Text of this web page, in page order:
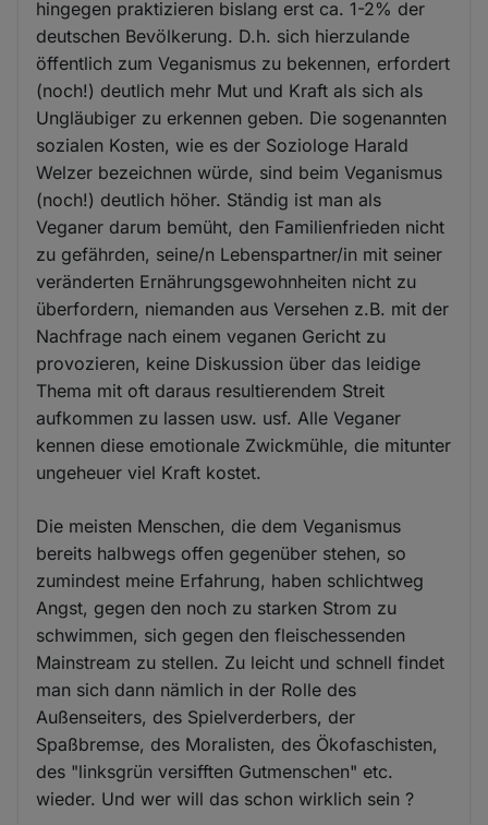
hingegen praktizieren bislang erst ca. 1-2% der
deutschen Bevölkerung. D.h. sich hierzulande
öffentlich zum Veganismus zu bekennen, erfordert
(noch!) deutlich mehr Mut und Kraft als sich als
Ungläubiger zu erkennen geben. Die sogenannten
sozialen Kosten, wie es der Soziologe Harald
Welzer bezeichnen würde, sind beim Veganismus
(noch!) deutlich höher. Ständig ist man als
Veganer darum bemüht, den Familienfrieden nicht
zu gefährden, seine/n Lebenspartner/in mit seiner
veränderten Ernährungsgewohnheiten nicht zu
überfordern, niemanden aus Versehen z.B. mit der
Nachfrage nach einem veganen Gericht zu
provozieren, keine Diskussion über das leidige
Thema mit oft daraus resultierendem Streit
aufkommen zu lassen usw. usf. Alle Veganer
kennen diese emotionale Zwickmühle, die mitunter
ungeheuer viel Kraft kostet.
Die meisten Menschen, die dem Veganismus
bereits halbwegs offen gegenüber stehen, so
zumindest meine Erfahrung, haben schlichtweg
Angst, gegen den noch zu starken Strom zu
schwimmen, sich gegen den fleischessenden
Mainstream zu stellen. Zu leicht und schnell findet
man sich dann nämlich in der Rolle des
Außenseiters, des Spielverderbers, der
Spaßbremse, des Moralisten, des Ökofaschisten,
des "linksgrün versifften Gutmenschen" etc.
wieder. Und wer will das schon wirklich sein ?